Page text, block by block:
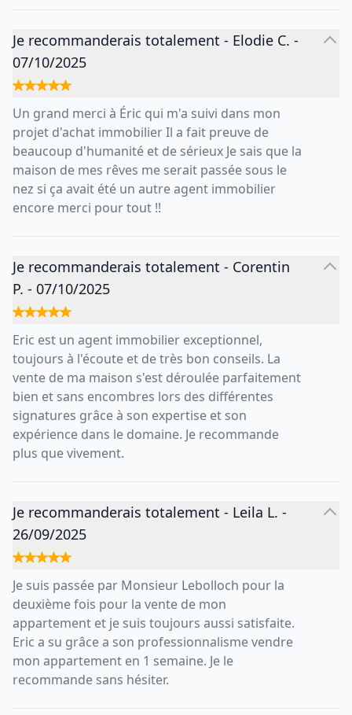
Je recommanderais totalement - Elodie C. -
07/10/2025
Un grand merci à Éric qui m'a suivi dans mon
projet d'achat immobilier Il a fait preuve de
beaucoup d'humanité et de sérieux Je sais que la
maison de mes rêves me serait passée sous le
nez si ça avait été un autre agent immobilier
encore merci pour tout !!
Je recommanderais totalement - Corentin
P. - 07/10/2025
Eric est un agent immobilier exceptionnel,
toujours à l'écoute et de très bon conseils. La
vente de ma maison s'est déroulée parfaitement
bien et sans encombres lors des différentes
signatures grâce à son expertise et son
expérience dans le domaine. Je recommande
plus que vivement.
Je recommanderais totalement - Leila L. -
26/09/2025
Je suis passée par Monsieur Lebolloch pour la
deuxième fois pour la vente de mon
appartement et je suis toujours aussi satisfaite.
Eric a su grâce a son professionnalisme vendre
mon appartement en 1 semaine. Je le
recommande sans hésiter.